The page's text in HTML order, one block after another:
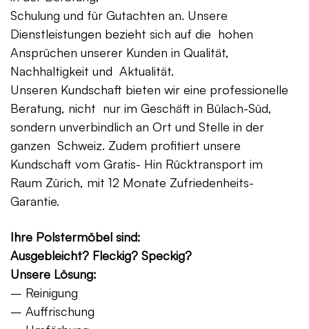
Schulung und für Gutachten an. Unsere
Dienstleistungen bezieht sich auf die hohen
Ansprüchen unserer Kunden in Qualität,
Nachhaltigkeit und Aktualität.
Unseren Kundschaft bieten wir eine professionelle
Beratung, nicht nur im Geschäft in Bülach-Süd,
sondern unverbindlich an Ort und Stelle in der
ganzen Schweiz. Zudem profitiert unsere
Kundschaft vom Gratis- Hin Rücktransport im
Raum Zürich, mit 12 Monate Zufriedenheits-
Garantie.
Ihre Polstermöbel sind:
Ausgebleicht? Fleckig? Speckig?
Unsere Lösung:
– Reinigung
– Auffrischung